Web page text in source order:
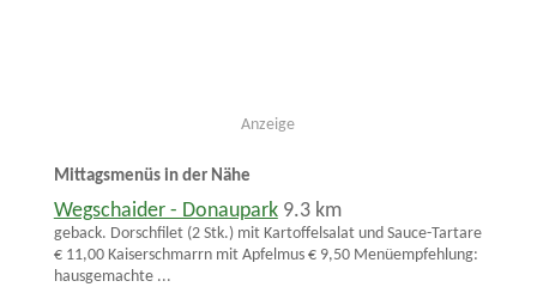
Anzeige
Mittagsmenüs in der Nähe
Wegschaider - Donaupark 9.3 km
geback. Dorschfilet (2 Stk.) mit Kartoffelsalat und Sauce-Tartare
€ 11,00 Kaiserschmarrn mit Apfelmus € 9,50 Menüempfehlung:
hausgemachte ...